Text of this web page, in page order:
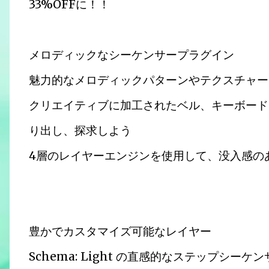
33%OFFに！！
メロディックなシーケンサープラグイン
魅力的なメロディックパターンやテクスチャ
クリエイティブに加工されたベル、キーボー
り出し、探求しよう
4層のレイヤーエンジンを使用して、没入感
豊かでカスタマイズ可能なレイヤー
Schema: Light の直感的なステップシーケン